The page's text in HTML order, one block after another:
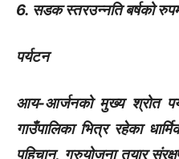
6. सडक स्तरउन्नति बर्षको
पर्यटन
आय-आर्जनको मुख्य श्रोत
गाउँपालिका भित्र रहेका
पहिचान, गुरुयोजना तयार